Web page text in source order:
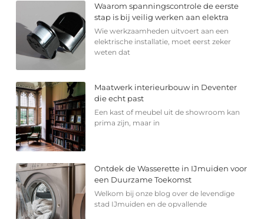
Waarom spanningscontrole de eerste
stap is bij veilig werken aan elektra
Wie werkzaamheden uitvoert aan een
elektrische installatie, moet eerst zeker
weten dat
Maatwerk interieurbouw in Deventer
die echt past
Een kast of meubel uit de showroom kan
prima zijn, maar in
Ontdek de Wasserette in IJmuiden voor
een Duurzame Toekomst
Welkom bij onze blog over de levendige
stad IJmuiden en de opvallende